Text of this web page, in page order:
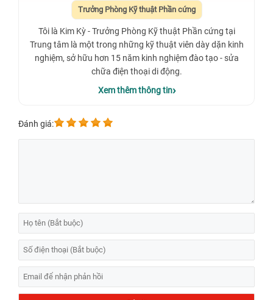
Trưởng Phòng Kỹ thuật Phần cứng
Tôi là Kim Kỳ - Trưởng Phòng Kỹ thuật Phần cứng tại
Trung tâm là một trong những kỹ thuật viên dày dặn kinh
nghiệm, sở hữu hơn 15 năm kinh nghiệm đào tạo - sửa
chữa điện thoại di động.
Xem thêm thông tin
Đánh giá: